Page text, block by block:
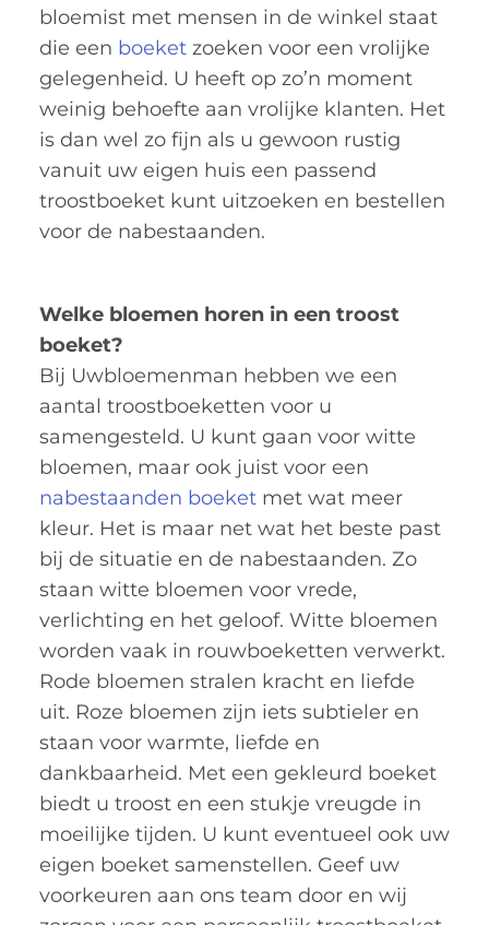
bloemist met mensen in de winkel staat
die een boeket zoeken voor een vrolijke
gelegenheid. U heeft op zo’n moment
weinig behoefte aan vrolijke klanten. Het
is dan wel zo fijn als u gewoon rustig
vanuit uw eigen huis een passend
troostboeket kunt uitzoeken en bestellen
voor de nabestaanden.
Welke bloemen horen in een troost
boeket?
Bij Uwbloemenman hebben we een
aantal troostboeketten voor u
samengesteld. U kunt gaan voor witte
bloemen, maar ook juist voor een
nabestaanden boeket met wat meer
kleur. Het is maar net wat het beste past
bij de situatie en de nabestaanden. Zo
staan witte bloemen voor vrede,
verlichting en het geloof. Witte bloemen
worden vaak in rouwboeketten verwerkt.
Rode bloemen stralen kracht en liefde
uit. Roze bloemen zijn iets subtieler en
staan voor warmte, liefde en
dankbaarheid. Met een gekleurd boeket
biedt u troost en een stukje vreugde in
moeilijke tijden. U kunt eventueel ook uw
eigen boeket samenstellen. Geef uw
voorkeuren aan ons team door en wij